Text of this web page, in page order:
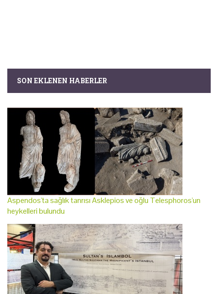
SON EKLENEN HABERLER
Aspendos'ta sağlık tanrısı Asklepios ve oğlu Telesphoros'un
heykelleri bulundu